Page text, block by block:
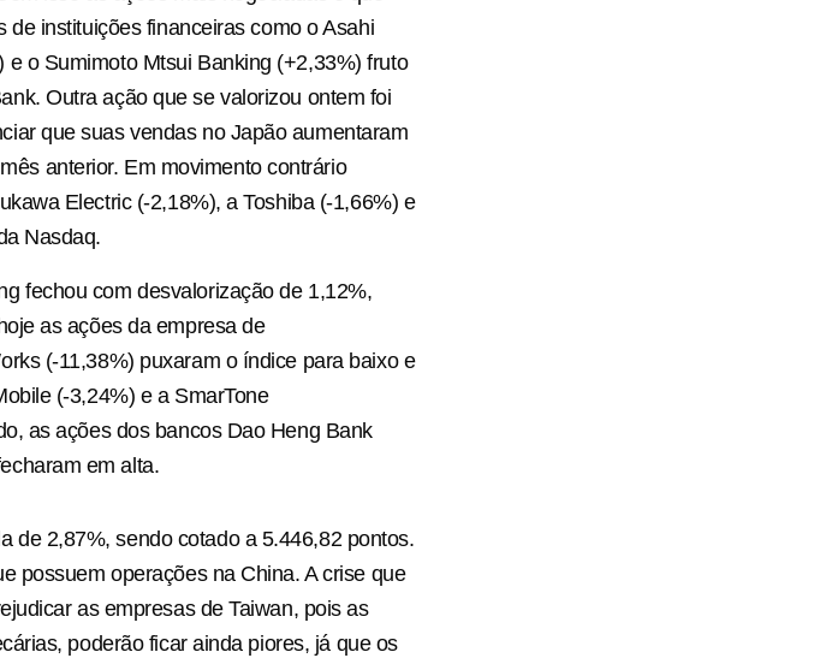
instituições financeiras como o Asahi
o Sumimoto Mtsui Banking (+2,33%) fruto
Outra ação que se valorizou ontem foi
que suas vendas no Japão aumentaram
anterior. Em movimento contrário
Electric (-2,18%), a Toshiba (-1,66%) e
Nasdaq.
fechou com desvalorização de 1,12%,
as ações da empresa de
(-11,38%) puxaram o índice para baixo e
(-3,24%) e a SmarTone
as ações dos bancos Dao Heng Bank
em alta.
de 2,87%, sendo cotado a 5.446,82 pontos.
possuem operações na China. A crise que
as empresas de Taiwan, pois as
poderão ficar ainda piores, já que os